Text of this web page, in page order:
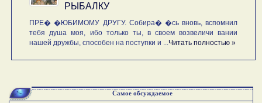
РЫБАЛКУ
ПРЕ� �ЮБИМОМУ ДРУГУ. Собира� �сь вновь, вспомнил
тебя душа моя, ибо только ты, в своем возвеличи вании
нашей дружбы, способен на поступки и ...Читать полностью »
Самое обсуждаемое